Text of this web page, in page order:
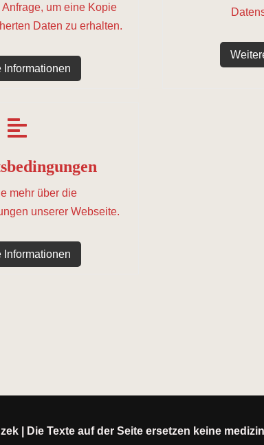
um eine Kopie
Daten zu erhalten.
Informationen
mehr über die
unserer Webseite.
Informationen
| Die Texte auf der Seite ersetzen keine